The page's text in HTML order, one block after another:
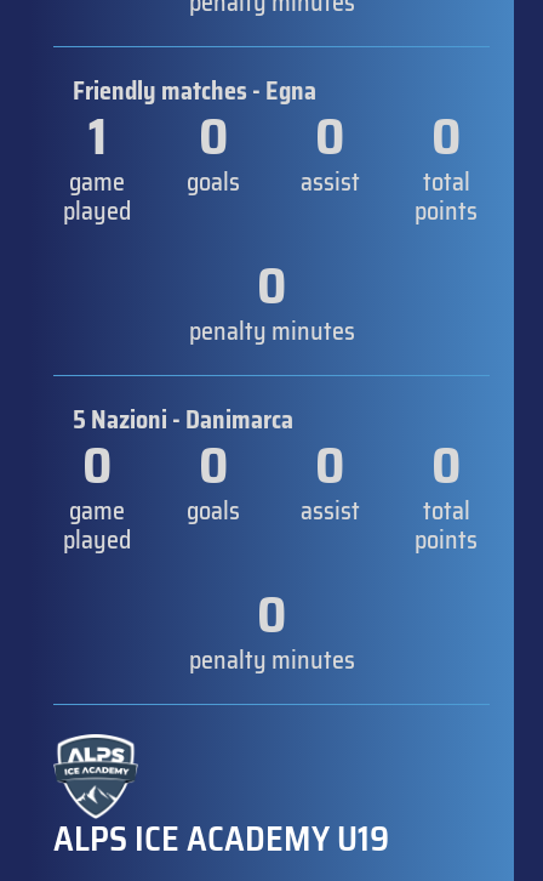
Friendly matches - Egna
1
game
played
0
goals
0
assist
0
total
points
0
penalty minutes
5 Nazioni - Danimarca
0
game
played
0
goals
0
assist
0
total
points
0
penalty minutes
ALPS ICE ACADEMY U19